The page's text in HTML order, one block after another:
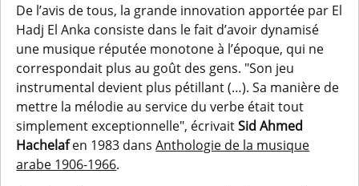
De l’avis de tous, la grande innovation apportée par El
Hadj El Anka consiste dans le fait d’avoir dynamisé
une musique réputée monotone à l’époque, qui ne
correspondait plus au goût des gens. "Son jeu
instrumental devient plus pétillant (…). Sa manière de
mettre la mélodie au service du verbe était tout
simplement exceptionnelle", écrivaitSid Ahmed
Hachelafen 1983 dansAnthologie de la musique
arabe 1906-1966.